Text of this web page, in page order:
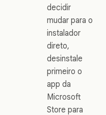
decidir
mudar para o
instalador
direto,
desinstale
primeiro o
app da
Microsoft
Store para